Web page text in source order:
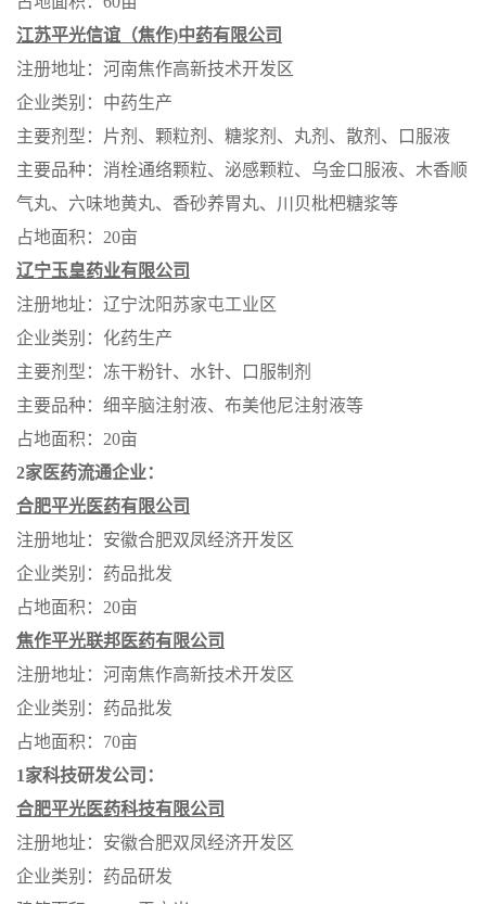
江苏平光信谊（焦作)中药有限公司
注册地址：河南焦作高新技术开发区
企业类别：中药生产
主要剂型：片剂、颗粒剂、糖浆剂、丸剂、散剂、口服液
主要品种：消栓通络颗粒、泌感颗粒、乌金口服液、木香顺
气丸、六味地黄丸、香砂养胃丸、川贝枇杷糖浆等
占地面积： 20亩
辽宁玉皇药业有限公司
注册地址：辽宁沈阳苏家屯工业区
企业类别：化药生产
主要剂型：冻干粉针、水针、口服制剂
主要品种：细辛脑注射液、布美他尼注射液等
占地面积： 20亩
2家医药流通企业：
合肥平光医药有限公司
注册地址：安徽合肥双凤经济开发区
企业类别：药品批发
占地面积： 20亩
焦作平光联邦医药有限公司
注册地址：河南焦作高新技术开发区
企业类别：药品批发
占地面积： 70亩
1家科技研发公司：
合肥平光医药科技有限公司
注册地址：安徽合肥双凤经济开发区
企业类别：药品研发